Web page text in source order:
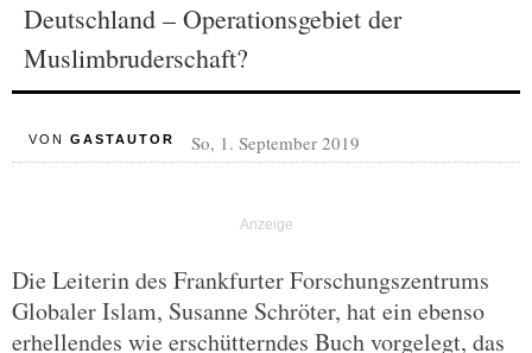
Deutschland – Operationsgebiet der
Muslimbruderschaft?
VON GASTAUTOR So, 1. September 2019
Die Leiterin des Frankfurter Forschungszentrums
Globaler Islam, Susanne Schröter, hat ein ebenso
erhellendes wie erschütterndes Buch vorgelegt, das